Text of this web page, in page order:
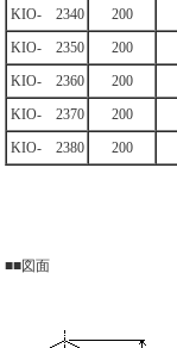
KIO- 2340
200
KIO- 2350
200
KIO- 2360
200
KIO- 2370
200
KIO- 2380
200
■■図面